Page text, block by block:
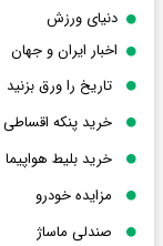
دنیای ورزش
اخبار ایران و جهان
تاریخ را ورق بزنید
خرید پنکه اقساطی
خرید بلیط هواپیما
مزایده خودرو
صندلی ماساژ